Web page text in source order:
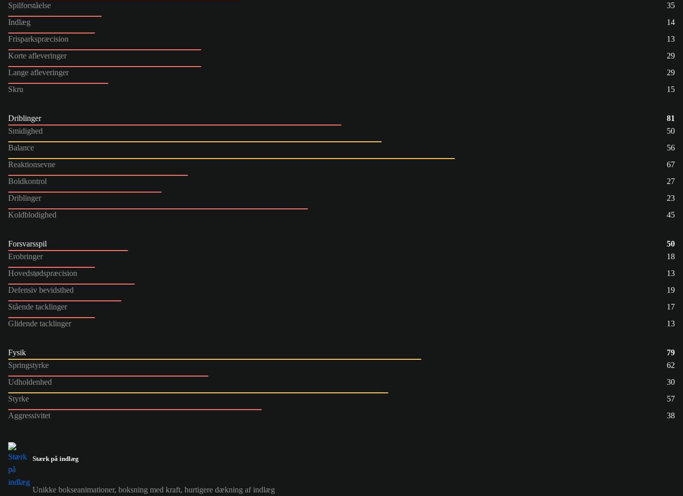
Spilforståelse
35
Indlæg
14
Frisparkspræcision
13
Korte afleveringer
29
Lange afleveringer
29
Skru
15
Driblinger
81
Smidighed
50
Balance
56
Reaktionsevne
67
Boldkontrol
27
Driblinger
23
Koldblodighed
45
Forsvarsspil
50
Erobringer
18
Hovedstødspræcision
13
Defensiv bevidsthed
19
Stående tacklinger
17
Glidende tacklinger
13
Fysik
79
Springstyrke
62
Udholdenhed
30
Styrke
57
Aggressivitet
38
Stærk på indlæg
Unikke bokseanimationer, boksning med kraft, hurtigere dækning af indlæg